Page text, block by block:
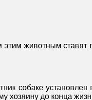
животным
собаке установлен
хозяину до конца